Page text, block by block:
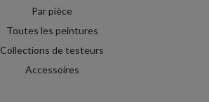
Par pièce
Toutes les peintures
Collections de testeurs
Accessoires